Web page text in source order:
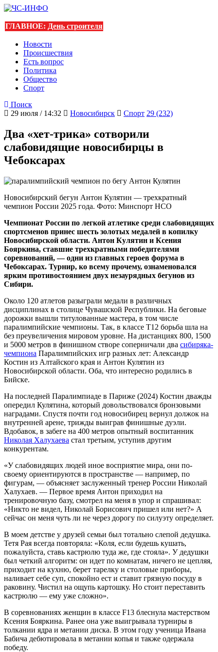
ГЛАВНОЕ: День строителя
Новости
Происшествия
Есть вопрос
Политика
Общество
Спорт
Поиск
29 июля / 14:32
Новосибирск Спорт 29 (232)
Два «хет-трика» сотворили
слабовидящие новосибирцы в
Чебоксарах
Новосибирский бегун Антон Кулятин — трехкратный
чемпион России 2025 года. Фото: Минспорт НСО
Чемпионат России по легкой атлетике среди слабовидящих
спортсменов принес шесть золотых медалей в копилку
Новосибирской области. Антон Кулятин и Ксения
Бояркина, ставшие трехкратными победителями
соревнований, — одни из главных героев форума в
Чебоксарах. Турнир, ко всему прочему, ознаменовался
ярким противостоянием двух незаурядных бегунов из
Сибири.
Около 120 атлетов разыграли медали в различных
дисциплинах в столице Чувашской Республики. На беговые
дорожки вышли титулованные мастера, в том числе
паралимпийские чемпионы. Так, в классе Т12 борьба шла на
без преувеличения мировом уровне. На дистанциях 800, 1500
и 5000 метров в финишном створе соперничали два сибиряка-
чемпиона Паралимпийских игр разных лет: Александр
Костин из Алтайского края и Антон Кулятин из
Новосибирской области. Оба, что интересно родились в
Бийске.
На последней Паралимпиаде в Париже (2024) Костин дважды
опередил Кулятина, который довольствовался бронзовыми
наградами. Спустя почти год новосибирец вернул должок на
внутренней арене, трижды выиграв финишные дуэли.
Вдобавок, в забеге на 400 метров опытный воспитанник
Николая Халухаева стал третьим, уступив другим
конкурентам.
«У слабовидящих людей иное восприятие мира, они по-
своему ориентируются в пространстве — например, по
фигурам, — объясняет заслуженный тренер России Николай
Халухаев. — Первое время Антон приходил на
тренировочную базу, смотрел на меня в упор и спрашивал:
«Никто не видел, Николай Борисович пришел или нет?» А
сейчас он меня чуть ли не через дорогу по силуэту определяет.
В моем детстве у друзей семьи был тотально слепой дедушка.
Тетя Рая всегда повторяла: «Коля, если будешь кушать,
пожалуйста, ставь кастрюлю туда же, где стояла». У дедушки
был четкий алгоритм: он идет по комнатам, ничего не цепляя,
приходит на кухню, берет тарелку и столовые приборы,
наливает себе суп, спокойно ест и ставит грязную посуду в
раковину. Чистил на ощупь картошку. Но стоит переставить
кастрюлю — ему уже сложно».
В соревнованиях женщин в классе F13 блеснула мастерством
Ксения Бояркина. Ранее она уже выигрывала турниры в
толкании ядра и метании диска. В этом году ученица Ивана
Бабича дебютировала в метании копья и также одержала
победу.